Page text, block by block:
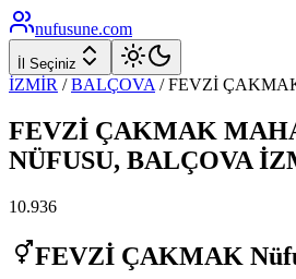
nufusune.com
İl Seçiniz
İZMİR / BALÇOVA /FEVZİ
FEVZİ ÇAKMAK
NÜFUSU, BALÇOVA
10.936
FEVZİ ÇAKMAK